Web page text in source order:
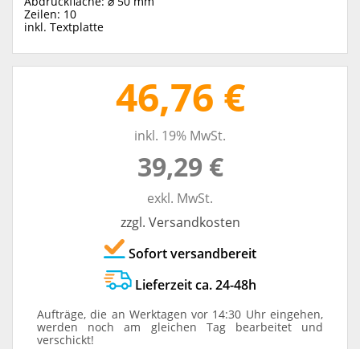
Zeilen: 10
inkl. Textplatte
46,76 €
inkl. 19% MwSt.
39,29 €
exkl. MwSt.
zzgl. Versandkosten
Sofort versandbereit
Lieferzeit ca. 24-48h
Aufträge, die an Werktagen vor 14:30 Uhr eingehen,
werden noch am gleichen Tag bearbeitet und
verschickt!